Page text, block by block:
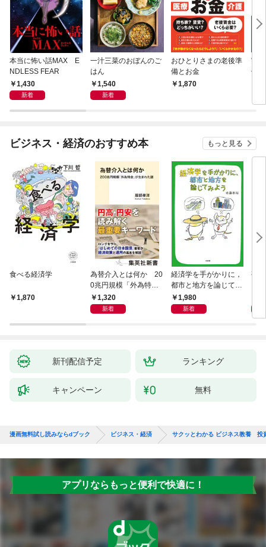
本当に怖い話MAX E
NDLESS FEAR
1,430
新着
一汁三菜のおぼんのご
はん
1,540
新着
おひとりさまの老後準
備とお金
1,870
実
仕
ビジネス・経済のおすすめ本 もっと見る
食べる経済学
1,870
為替介入とは何か 20
0兆円規模「外為特
会」が生まれた謎
1,320
新着
経済学を手がかりに，
都市と地方を論じてみ
よう1,980
新着
研
新刊配信予定 ランキング
キャンペーン 無料
漫画無料試し読みならdブック ビジネス・経済 サクッとわかる ビジネス教養 投
アプリならもっと便利で快適に！